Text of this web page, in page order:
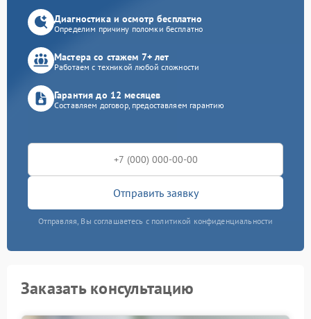
Диагностика и осмотр бесплатно
Определим причину поломки бесплатно
Мастера со стажем 7+ лет
Работаем с техникой любой сложности
Гарантия до 12 месяцев
Составляем договор, предоставляем гарантию
Отправить заявку
Отправляя, Вы соглашаетесь с политикой конфиденциальности
Заказать консультацию